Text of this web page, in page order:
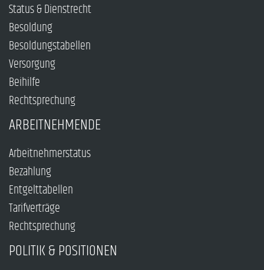
Status & Dienstrecht
Besoldung
Besoldungstabellen
Versorgung
Beihilfe
Rechtsprechung
ARBEITNEHMENDE
Arbeitnehmerstatus
Bezahlung
Entgelttabellen
Tarifverträge
Rechtsprechung
POLITIK & POSITIONEN